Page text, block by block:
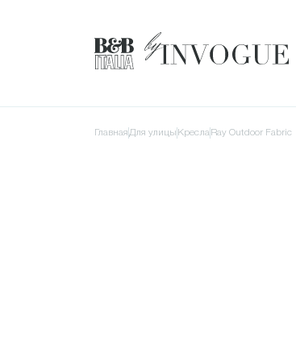
Главная для улицы Кресла Ray Outdoor Fabric